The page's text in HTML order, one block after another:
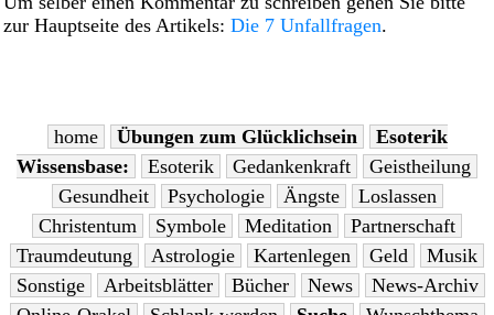
zur Hauptseite des Artikels: Die 7 Unfallfragen.
home Übungen zum Glücklichsein
Esoterik
Wissensbase:
Esoterik Gedankenkraft
Geistheilung
Gesundheit
Psychologie Ängste
Loslassen
Christentum
Symbole Meditation
Partnerschaft
Traumdeutung
Astrologie Kartenlegen Geld
Musik
Sonstige
Arbeitsblätter Bücher News
News-Archiv